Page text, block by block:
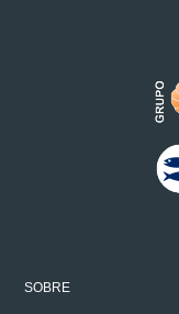
SOBRE